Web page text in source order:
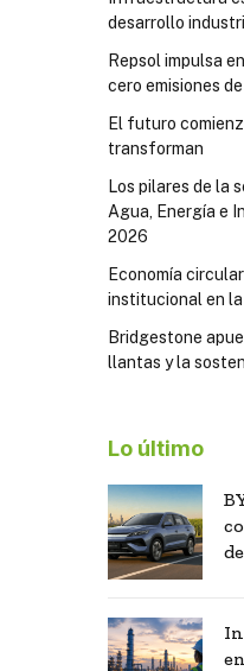
desarrollo
Repsol impulsa
cero emisiones
El futuro
transforman
Los pilares de la
Agua, Energía e
2026
Economía
institucional en la
Bridgestone
llantas y la
Lo último